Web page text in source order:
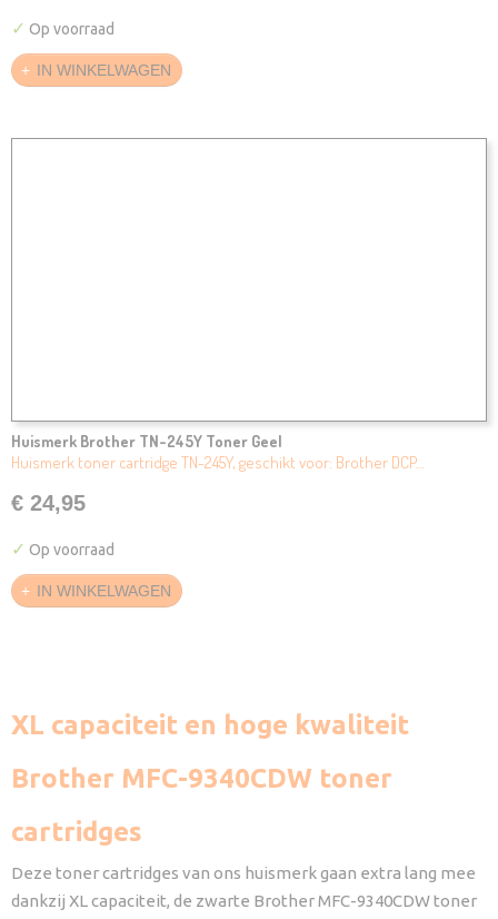
✓ Op voorraad
IN WINKELWAGEN
Huismerk Brother TN-245Y Toner Geel
Huismerk toner cartridge TN-245Y, geschikt voor: Brother DCP…
€ 24,95
✓ Op voorraad
IN WINKELWAGEN
XL capaciteit en hoge kwaliteit
Brother MFC-9340CDW toner
cartridges
Deze toner cartridges van ons huismerk gaan extra lang mee
dankzij XL capaciteit, de zwarte Brother MFC-9340CDW toner